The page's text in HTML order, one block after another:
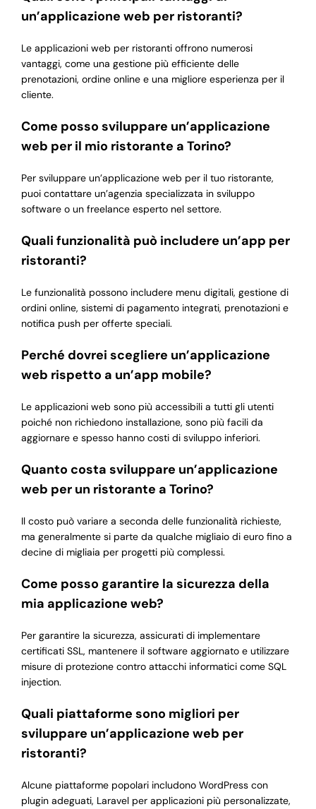
un’applicazione web per ristoranti?
Le applicazioni web per ristoranti offrono numerosi
vantaggi, come una gestione più efficiente delle
prenotazioni, ordine online e una migliore esperienza per il
cliente.
Come posso sviluppare un’applicazione
web per il mio ristorante a Torino?
Per sviluppare un’applicazione web per il tuo ristorante,
puoi contattare un’agenzia specializzata in sviluppo
software o un freelance esperto nel settore.
Quali funzionalità può includere un’app per
ristoranti?
Le funzionalità possono includere menu digitali, gestione di
ordini online, sistemi di pagamento integrati, prenotazioni e
notifica push per offerte speciali.
Perché dovrei scegliere un’applicazione
web rispetto a un’app mobile?
Le applicazioni web sono più accessibili a tutti gli utenti
poiché non richiedono installazione, sono più facili da
aggiornare e spesso hanno costi di sviluppo inferiori.
Quanto costa sviluppare un’applicazione
web per un ristorante a Torino?
Il costo può variare a seconda delle funzionalità richieste,
ma generalmente si parte da qualche migliaio di euro fino a
decine di migliaia per progetti più complessi.
Come posso garantire la sicurezza della
mia applicazione web?
Per garantire la sicurezza, assicurati di implementare
certificati SSL, mantenere il software aggiornato e utilizzare
misure di protezione contro attacchi informatici come SQL
injection.
Quali piattaforme sono migliori per
sviluppare un’applicazione web per
ristoranti?
Alcune piattaforme popolari includono WordPress con
plugin adeguati, Laravel per applicazioni più personalizzate,